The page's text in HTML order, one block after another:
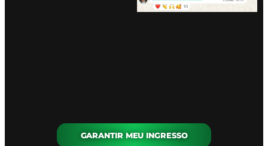
GARANTIR MEU INGRESSO